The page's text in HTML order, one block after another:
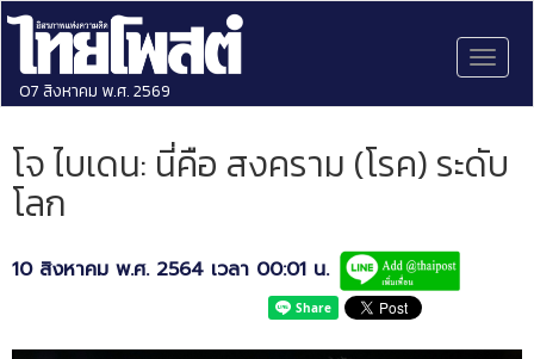
07 สิงหาคม พ.ศ. 2569
โจ ไบเดน: นี่คือ สงคราม (โรค) ระดับ
โลก
10 สิงหาคม พ.ศ. 2564 เวลา 00:01 น.